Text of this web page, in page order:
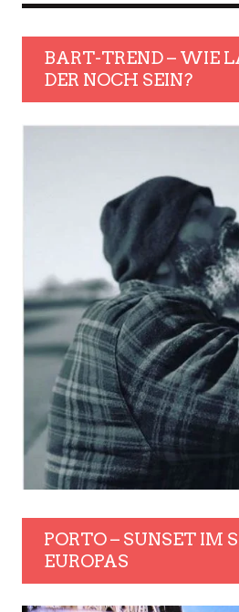
BART-TREND – WIE
DER NOCH SEIN?
PORTO – SUNSET IM
EUROPAS